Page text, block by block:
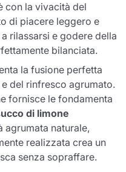
con la vivacità del
di piacere leggero e
rilassarsi e godere della
bilanciata.
la fusione perfetta
del rinfresco agrumato.
fornisce le fondamenta
di limone
agrumata naturale,
realizzata crea un
senza sopraffare.